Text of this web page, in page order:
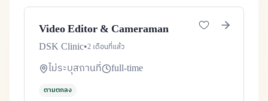
Video Editor & Cameraman
DSK Clinic•2 เดือนที่แล้ว
ไม่ระบุสถานที่ full-time
ตามตกลง